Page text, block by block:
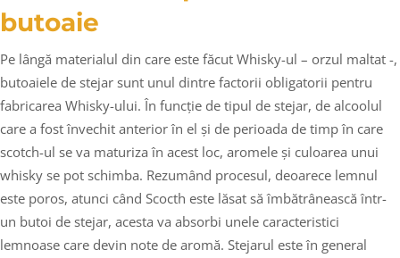
butoaie
Pe lângă materialul din care este făcut Whisky-ul – orzul maltat -,
butoaiele de stejar sunt unul dintre factorii obligatorii pentru
fabricarea Whisky-ului. În funcție de tipul de stejar, de alcoolul
care a fost învechit anterior în el și de perioada de timp în care
scotch-ul se va maturiza în acest loc, aromele și culoarea unui
whisky se pot schimba. Rezumând procesul, deoarece lemnul
este poros, atunci când Scocth este lăsat să îmbătrânească într-
un butoi de stejar, acesta va absorbi unele caracteristici
lemnoase care devin note de aromă. Stejarul este în general